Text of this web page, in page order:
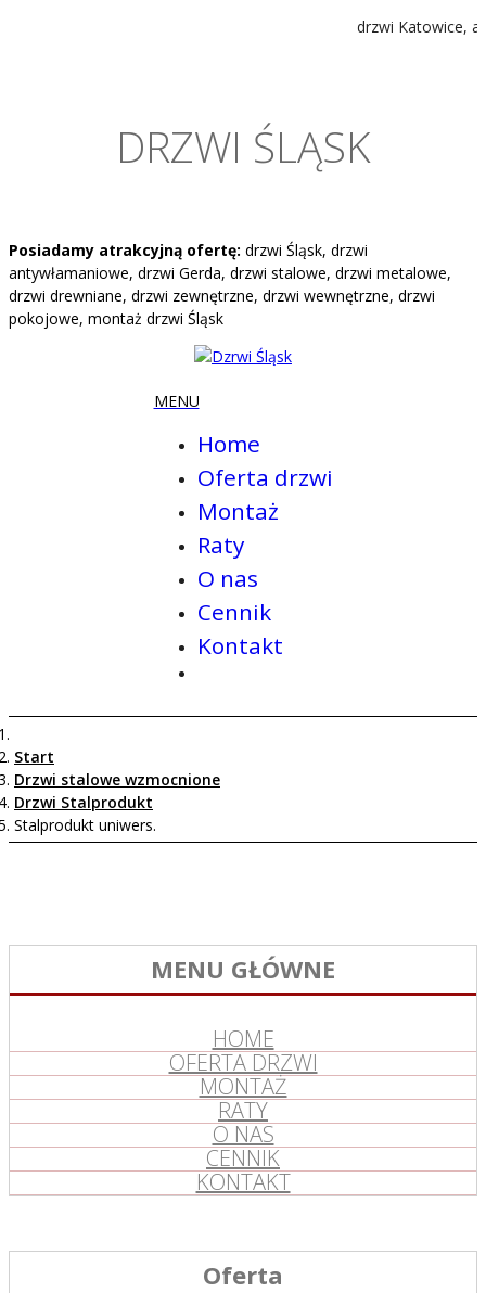
drzwi Katowice,
DRZWI ŚLĄSK
Posiadamy atrakcyjną ofertę: drzwi Śląsk, drzwi
antywłamaniowe, drzwi Gerda, drzwi stalowe, drzwi metalowe,
drzwi drewniane, drzwi zewnętrzne, drzwi wewnętrzne, drzwi
pokojowe, montaż drzwi Śląsk
Home
Oferta drzwi
Montaż
Raty
O nas
Cennik
Kontakt
Start
Drzwi stalowe wzmocnione
Drzwi Stalprodukt
Stalprodukt uniwers.
MENU GŁÓWNE
HOME
OFERTA DRZWI
MONTAŻ
RATY
O NAS
CENNIK
KONTAKT
Oferta